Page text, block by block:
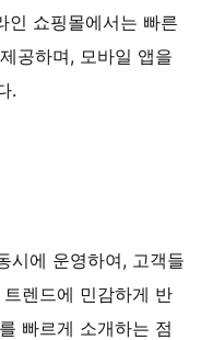
인 쇼핑몰에서는 빠른
공하며, 모바일 앱을
.
시에 운영하여, 고객들
렌드에 민감하게 반
빠르게 소개하는 점